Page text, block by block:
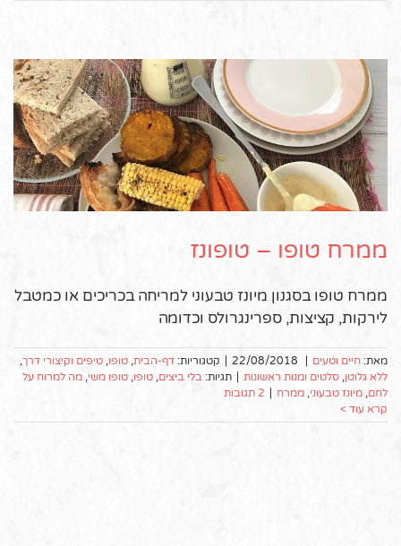
ממרח טופו – טופונז
ממרח טופו בסגנון מיונז טבעוני למריחה בכריכים או כמטבל
לירקות, קציצות, ספרינגרולס וכדומה
מאת: חיים וטעים |
22/08/2018
| קטגוריות: דף-הבית טופו טיפים וקיצורי דרך
ללא גלוטן סלטים ומנות ראשונות | תגיות: בלי ביצים טופו טופו משי מה למרוח על
לחם מיונז טבעוני ממרח | 2 תגובות
קרא עוד >